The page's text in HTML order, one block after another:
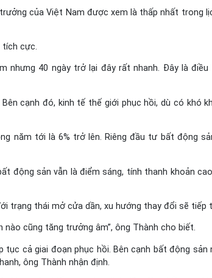
của Việt Nam được xem là thấp nhất trong
tích cực.
nhưng 40 ngày trở lại đây rất nhanh. Đây là điều
cạnh đó, kinh tế thế giới phục hồi, dù có khó
năm tới là 6% trở lên. Riêng đầu tư bất động
động sản vẫn là điểm sáng, tính thanh khoản
trạng thái mở cửa dần, xu hướng thay đổi sẽ tiếp
nào cũng tăng trưởng âm”, ông Thành cho biết.
tục cả giai đoạn phục hồi. Bên cạnh bất động sản
ông Thành nhận định.